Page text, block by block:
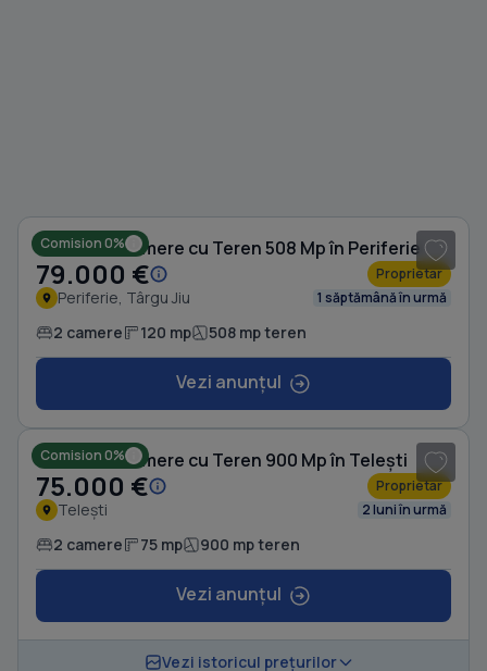
Comision 0%
Casă cu 2 camere cu Teren 508 Mp în Periferie
79.000 € Proprietar
Periferie, Târgu Jiu 1 săptămână în urmă
2 camere 120 mp 508 mp teren
Vezi anunțul
Comision 0%
Casă cu 2 camere cu Teren 900 Mp în Telești
75.000 € Proprietar
Telești 2 luni în urmă
2 camere 75 mp 900 mp teren
Vezi anunțul
Vezi istoricul prețurilor